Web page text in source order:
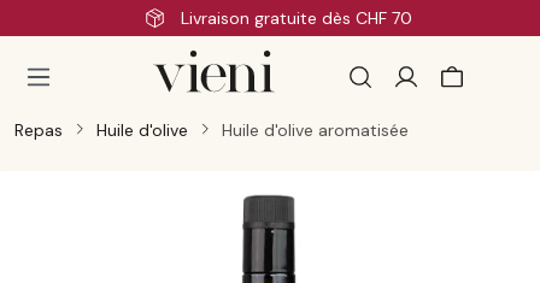
Passer au contenu principal
gratuite dès CHF 70
Repas Huile d'olive Huile d'olive aromatisée